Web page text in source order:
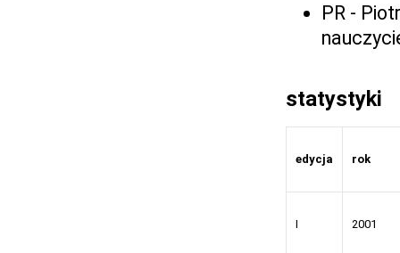
PR -
statystyki
edycja rok
I 2001